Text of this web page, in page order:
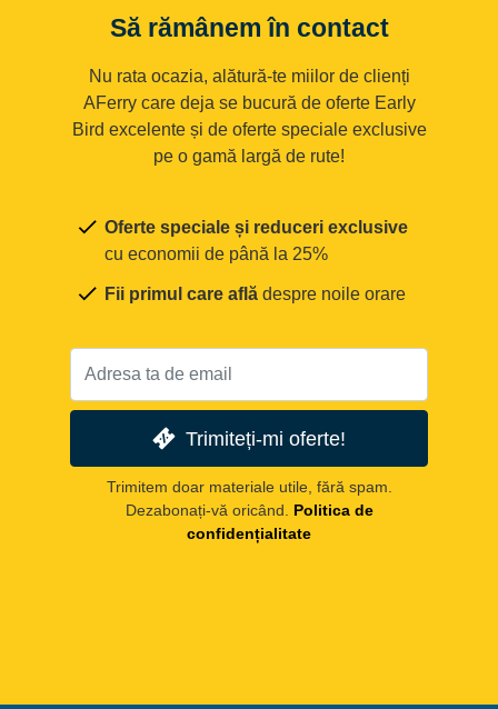
Să rămânem în contact
Nu rata ocazia, alătură-te miilor de clienți
AFerry care deja se bucură de oferte Early
Bird excelente și de oferte speciale exclusive
pe o gamă largă de rute!
Oferte speciale și reduceri exclusive
cu economii de până la 25%
Fii primul care află despre noile orare
Trimiteți-mi oferte!
Trimitem doar materiale utile, fără spam.
Dezabonați-vă oricând. Politica de
confidențialitate